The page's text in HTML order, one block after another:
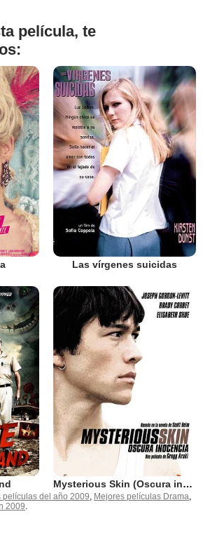
película, te
Las vírgenes suicidas
Mysterious Skin (Oscura inocencia)
películas del año 2009, Mejores películas Drama,
2009.